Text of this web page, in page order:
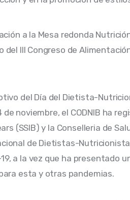
a la Mesa redonda
del III Congreso de
del Día del Dietista-
noviembre, el CODNIB ha
(SSIB) y la Conselleria de
de Dietistas-
a la vez que ha presentado
esta y otras pandemias.